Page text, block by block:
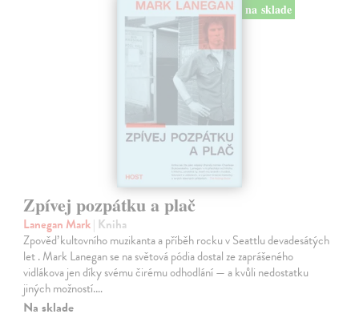
na sklade
Zpívej pozpátku a plač
Lanegan Mark| Kniha
Zpověď kultovního muzikanta a příběh rocku v Seattlu devadesátých
let . Mark Lanegan se na světová pódia dostal ze zaprášeného
vidlákova jen díky svému čirému odhodlání — a kvůli nedostatku
jiných možností.…
Na sklade